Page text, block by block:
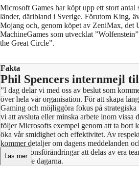
Microsoft Games har köpt upp ett stort antal
länder, däribland i Sverige. Förutom King,
Mojang och, genom köpet av ZeniMax, det
MachineGames som utvecklat
the Great Circle”.
Fakta
Phil Spencers internmejl
”I dag delar vi med oss av beslut som
över hela vår organisation. För att skapa
Gaming och möjliggöra fokus på
vi att avsluta eller minska arbete inom vissa
följer Microsofts exempel genom att ta bort
öka vår smidighet och effektivitet. Av
kommer detaljer om dagens meddelanden
organisationsförändringar att delas av era
kommande dagarna.
Läs mer
Se hela intervjun med Josef
alltid ta det till nästa nivå"